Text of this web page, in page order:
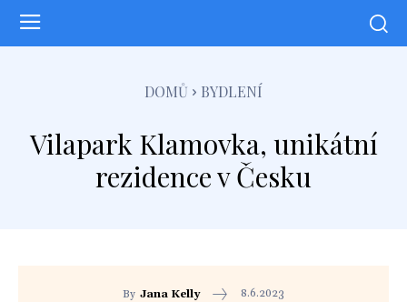
DOMŮ BYDLENÍ
Vilapark Klamovka, unikátní
rezidence v Česku
By Jana Kelly 8.6.2023